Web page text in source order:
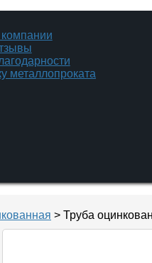
металлопроката
> Труба